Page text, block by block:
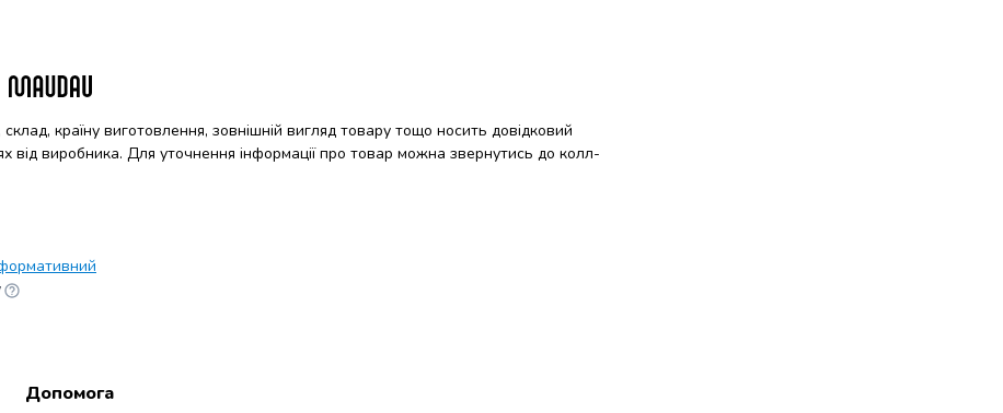
країну виготовлення, зовнішній вигляд товару тощо носить довідковий
від виробника. Для уточнення інформації про товар можна звернутись до колл-
Допомога